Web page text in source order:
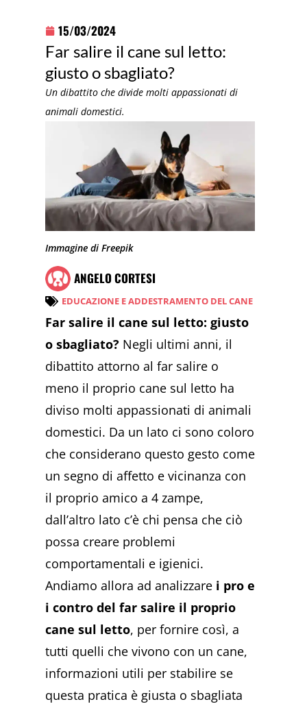
15/03/2024
Far salire il cane sul letto:
giusto o sbagliato?
Un dibattito che divide molti appassionati di
animali domestici.
Immagine di Freepik
ANGELO CORTESI
EDUCAZIONE E ADDESTRAMENTO DEL CANE
Far salire il cane sul letto: giusto
o sbagliato? Negli ultimi anni, il
dibattito attorno al far salire o
meno il proprio cane sul letto ha
diviso molti appassionati di animali
domestici. Da un lato ci sono coloro
che considerano questo gesto come
un segno di affetto e vicinanza con
il proprio amico a 4 zampe,
dall’altro lato c’è chi pensa che ciò
possa creare problemi
comportamentali e igienici.
Andiamo allora ad analizzare i pro e
i contro del far salire il proprio
cane sul letto, per fornire così, a
tutti quelli che vivono con un cane,
informazioni utili per stabilire se
questa pratica è giusta o sbagliata